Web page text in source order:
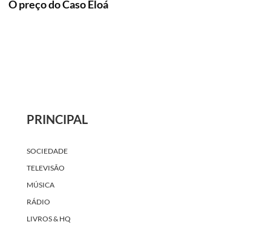
O preço do Caso Eloá
PRINCIPAL
SOCIEDADE
TELEVISÃO
MÚSICA
RÁDIO
LIVROS & HQ